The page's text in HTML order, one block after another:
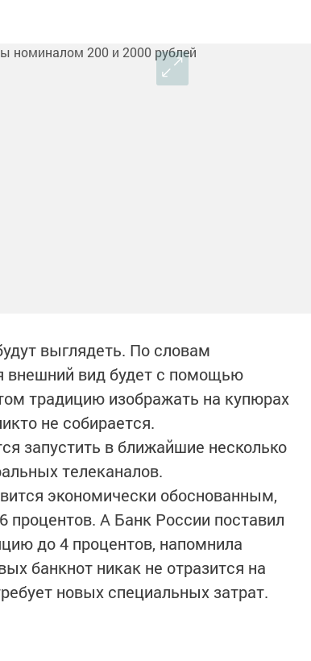
выглядеть. По словам
внешний вид будет с помощью
традицию изображать на купюрах
не собирается.
запустить в ближайшие несколько
телеканалов.
экономически обоснованным,
процентов. А Банк России поставил
до 4 процентов, напомнила
банкнот никак не отразится на
новых специальных затрат.